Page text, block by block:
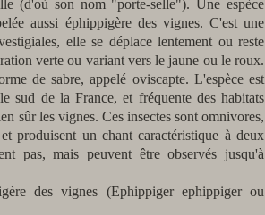
(d'où son nom "porte-selle"). Une espèce
aussi éphippigère des vignes. C'est une
elle se déplace lentement ou reste
verte ou variant vers le jaune ou le roux.
de sabre, appelé oviscapte. L'espèce est
sud de la France, et fréquente des habitats
sûr les vignes. Ces insectes sont omnivores,
produisent un chant caractéristique à deux
pas, mais peuvent être observés jusqu'à
des vignes (Ephippiger ephippiger ou